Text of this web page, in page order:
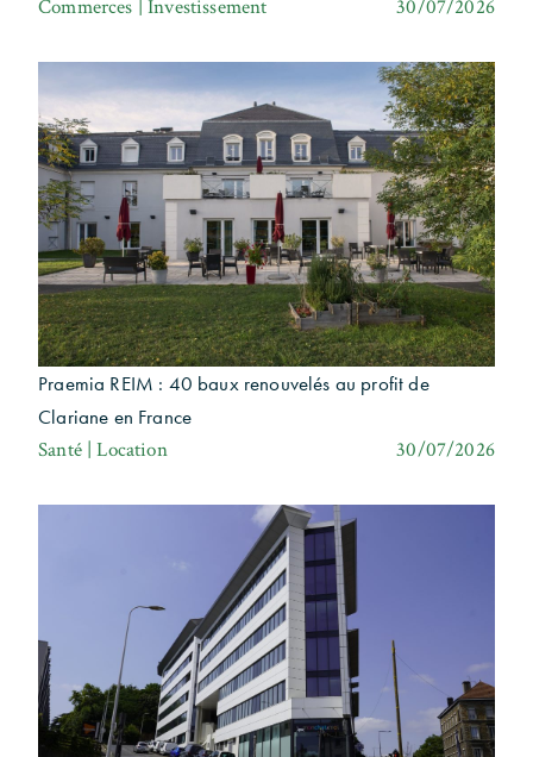
Commerces | Investissement 30/07/2026
Praemia REIM : 40 baux renouvelés au profit de
Clariane en France
Santé | Location 30/07/2026